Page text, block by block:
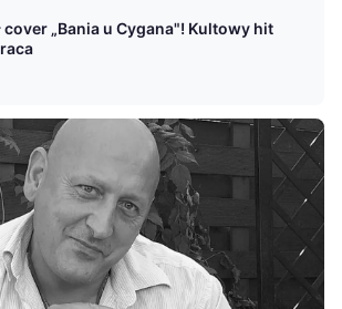
cover „Bania u Cygana"! Kultowy hit